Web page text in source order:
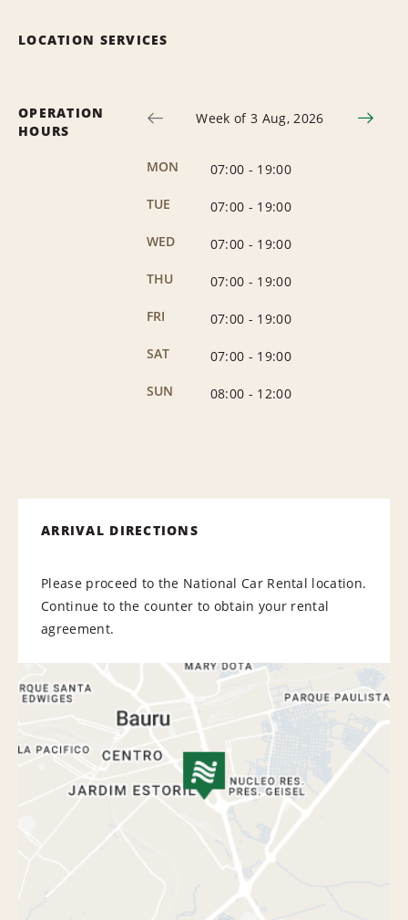
LOCATION SERVICES
OPERATION
HOURS
Week of 3 Aug, 2026
MON 07:00 - 19:00
TUE
07:00 - 19:00
WED
07:00 - 19:00
THU
07:00 - 19:00
FRI
07:00 - 19:00
SAT
07:00 - 19:00
SUN
08:00 - 12:00
ARRIVAL DIRECTIONS
Please proceed to the National Car Rental location.
Continue to the counter to obtain your rental
agreement.